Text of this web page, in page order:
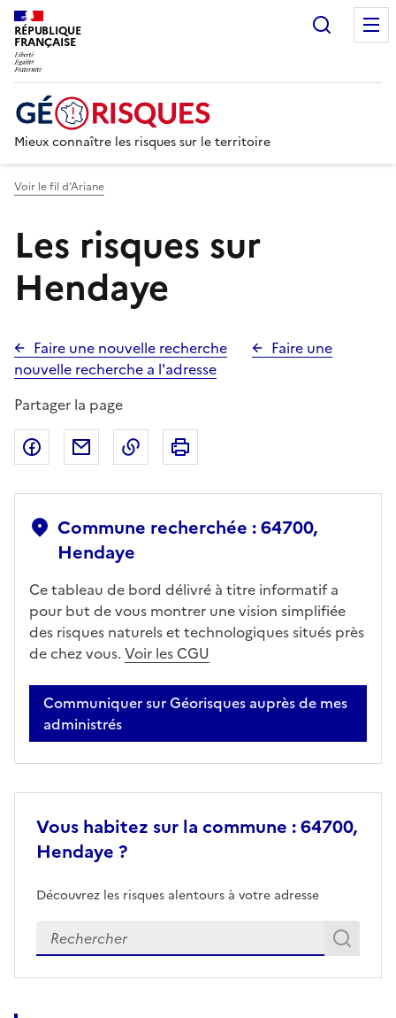
RÉPUBLIQUE
FRANÇAISE
Mieux connaître les risques sur le territoire
Voir le fil d’Ariane
Les risques sur
Hendaye
Faire une nouvelle recherche
Faire une
nouvelle recherche a l'adresse
Partager la page
Partager sur Facebook
Partager par emailCopier dans le presse-papier
Commune recherchée : 64700,
Hendaye
Ce tableau de bord délivré à titre informatif a
pour but de vous montrer une vision simplifiée
des risques naturels et technologiques situés près
de chez vous. Voir les CGU
Communiquer sur Géorisques auprès de mes
administrés
Vous habitez sur la commune : 64700,
Hendaye ?
Découvrez les risques alentours à votre adresse
Veuillez renseigner votre adresse exacte